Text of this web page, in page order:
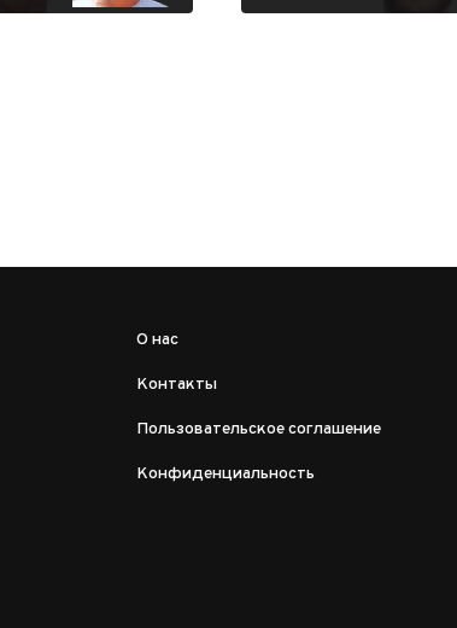
О нас
Контакты
Пользовательское соглашение
Конфиденциальность